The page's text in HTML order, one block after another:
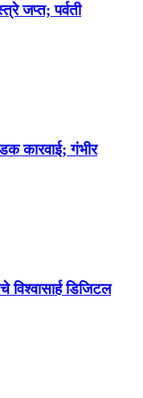
जप्त; पर्वती
कारवाई; गंभीर
डिजिटल